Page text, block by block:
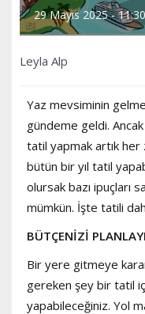
29 Mayıs 2025 - 11:30
Leyla Alp
Yaz mevsiminin
gündeme geldi.
tatil yapmak artık
bütün bir yıl tatil
olursak bazı ipuçları
mümkün. İşte tatili
BÜTÇENİZİ
Bir yere gitmeye
gereken şey bir tatil
yapabileceğiniz. Yol